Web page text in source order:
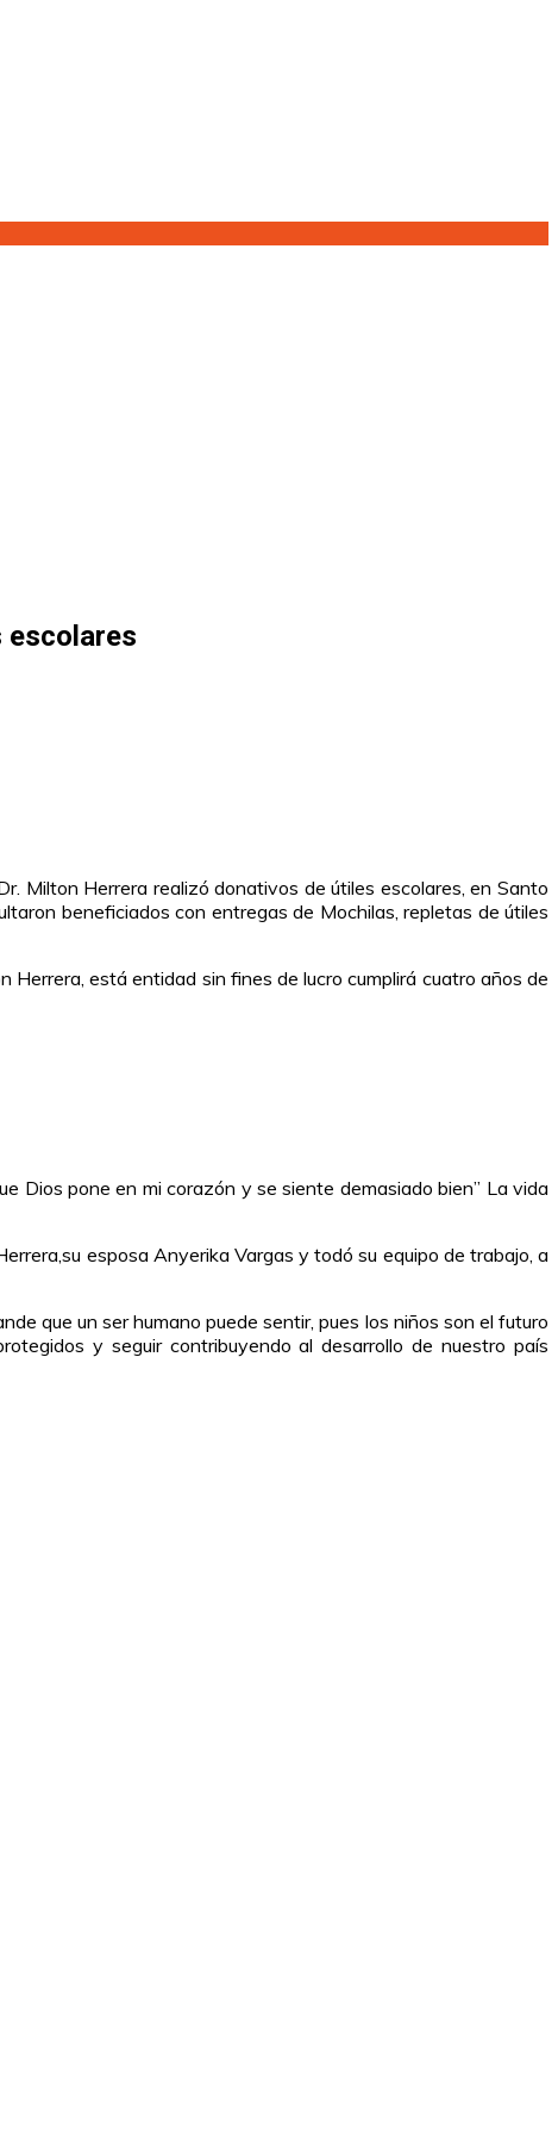
escolares
Milton Herrera realizó donativos de útiles escolares, en Santo
beneficiados con entregas de Mochilas, repletas de útiles
está entidad sin fines de lucro cumplirá cuatro años de
Dios pone en mi corazón y se siente demasiado bien” La vida
esposa Anyerika Vargas y todó su equipo de trabajo, a
que un ser humano puede sentir, pues los niños son el futuro
y seguir contribuyendo al desarrollo de nuestro país